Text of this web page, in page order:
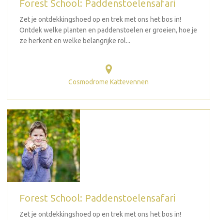
Forest School: Paddenstoelensafari
Zet je ontdekkingshoed op en trek met ons het bos in!
Ontdek welke planten en paddenstoelen er groeien, hoe je
ze herkent en welke belangrijke rol...
Cosmodrome Kattevennen
Forest School: Paddenstoelensafari
Zet je ontdekkingshoed op en trek met ons het bos in!